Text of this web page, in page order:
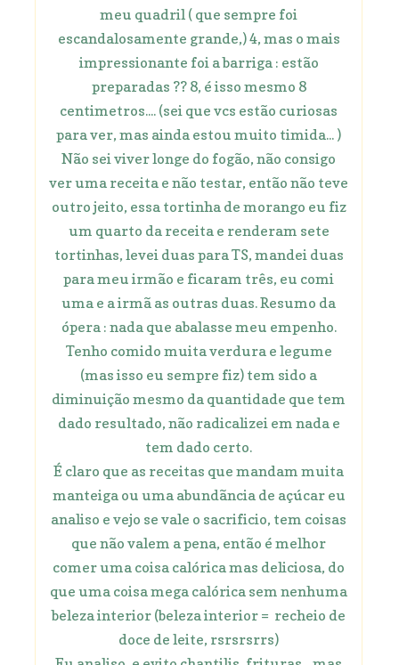
meu quadril ( que sempre foi
escandalosamente grande,) 4, mas o mais
impressionante foi a barriga : estão
preparadas ?? 8, é isso mesmo 8
centimetros.... (sei que vcs estão curiosas
para ver, mas ainda estou muito timida... )
Não sei viver longe do fogão, não consigo
ver uma receita e não testar, então não teve
outro jeito, essa tortinha de morango eu fiz
um quarto da receita e renderam sete
tortinhas, levei duas para TS, mandei duas
para meu irmão e ficaram três, eu comi
uma e a irmã as outras duas. Resumo da
ópera : nada que abalasse meu empenho.
Tenho comido muita verdura e legume
(mas isso eu sempre fiz) tem sido a
diminuição mesmo da quantidade que tem
dado resultado, não radicalizei em nada e
tem dado certo.
É claro que as receitas que mandam muita
manteiga ou uma abundãncia de açúcar eu
analiso e vejo se vale o sacrificio, tem coisas
que não valem a pena, então é melhor
comer uma coisa calórica mas deliciosa, do
que uma coisa mega calórica sem nenhuma
beleza interior (beleza interior = recheio de
doce de leite, rsrsrsrrs)